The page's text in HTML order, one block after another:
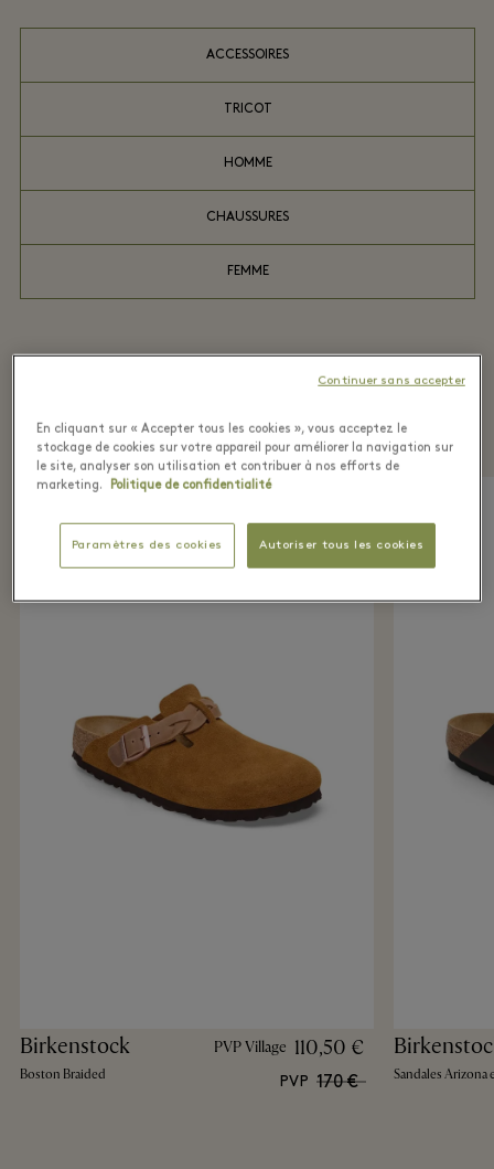
ACCESSOIRES
TRICOT
HOMME
CHAUSSURES
FEMME
Récemment vu dans la
boutique
Birkenstock
Boston Braided
PVP Village 110,50 €
PVP 170 € Sandales Arizona
En cliquant sur « Accepter tous les cookies », vous acceptez le
stockage de cookies sur votre appareil pour améliorer la navigation sur
le site, analyser son utilisation et contribuer à nos efforts de
marketing.
Politique de confidentialité
Paramètres des cookies Autoriser tous les cookies
Continuer sans accepter